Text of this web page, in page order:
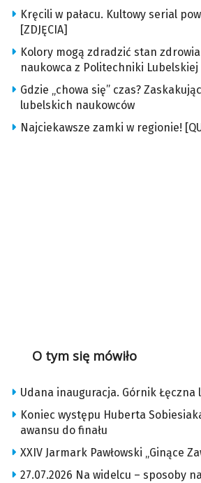
Kręcili w pałacu. Kultowy serial
[ZDJĘCIA]
Kolory mogą zdradzić stan
naukowca z Politechniki Lubelskiej
Gdzie „chowa się” czas?
lubelskich naukowców
Najciekawsze zamki w regionie!
O tym się mówiło
Udana inauguracja. Górnik Łęczna
Koniec występu Huberta
awansu do finału
XXIV Jarmark Pawłowski „Ginące
27.07.2026 Na widelcu – sposoby